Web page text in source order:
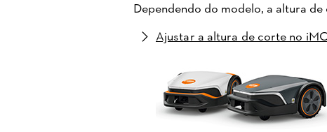
Dependendo do modelo, a altura
Ajustar a altura de corte no